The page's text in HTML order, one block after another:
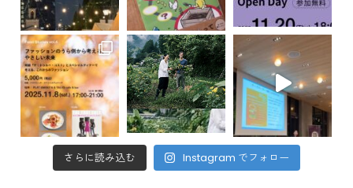
さらに読み込む Instagram でフォロー